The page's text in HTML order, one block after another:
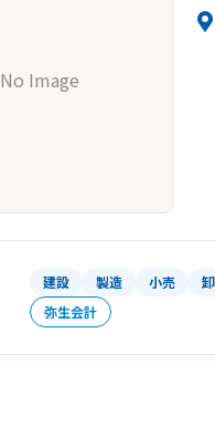
No Image
建設 製造 小売
弥生会計